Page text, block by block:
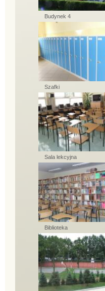
Budynek 4
Szafki
Sala lekcyjna
Biblioteka